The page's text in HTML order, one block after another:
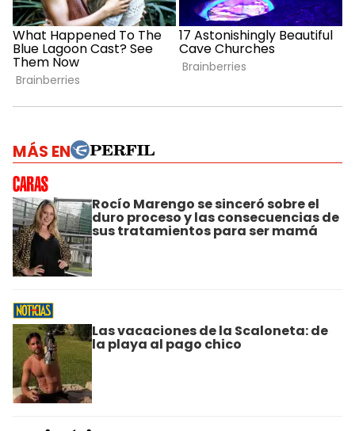
MÁS EN
Rocío Marengo se sinceró sobre el
duro proceso y las consecuencias de
sus tratamientos para ser mamá
Las vacaciones de la Scaloneta: de
la playa al pago chico